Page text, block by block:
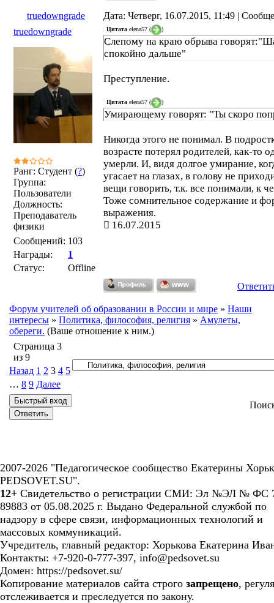
truedowngrade
Дата: Четверг, 16.07.2015, 11:49 |
truedowngrade
Ранг: Студент (?)
Группа:
Пользователи
Должность:
Преподаватель
физики
Сообщений: 103
Награды:
1
Статус:
Offline
Цитата elena57 ( )
Слепому на краю обрыва
спокойно дальше"
Преступление.
Цитата elena57 ( )
Умирающему говорят: "Ты скоро
Никогда этого не понимал. В
возрасте потерял родителей, как-то
умерли. И, видя долгое умирание,
угасает на глазах, в голову не
вещи говорить, т.к. все понимали, к
Тоже сомнительное содержание и
выражения.
16.07.2015
Форум учителей об образовании в России и мире » Наши
интересы » Политика, философия, религия » Амулеты,
обереги. (Ваше отношение к ним.)
Страница 3
из 9
Назад 1 2 3 4 5
… 8 9 Далее
2007-2026 "Педагогическое сообщество Екатерины
PEDSOVET.SU".
12+ Свидетельство о регистрации СМИ: Эл №ЭЛ № ФС
89883 от 05.08.2025 г. Выдано Федеральной службой по
надзору в сфере связи, информационных технологий и
массовых коммуникаций.
Учредитель, главный редактор: Хорькова Екатерина
Контакты: +7-920-0-777-397, info@pedsovet.su
Домен: https://pedsovet.su/
Копирование материалов сайта строго запрещено,
отслеживается и преследуется по закону.